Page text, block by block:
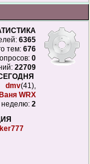
6365
тем: 676
0
22709
dmv(41),
Ваня WRX
неделю: 2